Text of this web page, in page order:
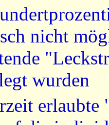
nicht
wurden